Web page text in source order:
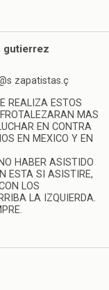
gutierrez
zapatistas.ç
REALIZA ESTOS
MAS
EN CONTRA
EN MEXICO Y EN
HABER ASISTIDO
ESTA SI ASISTIRE,
LOS
LA IZQUIERDA.